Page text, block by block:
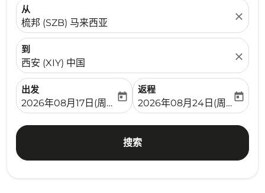
从
梳邦 (SZB) 马来西亚
close
到
西安 (XIY) 中国
close
出发
fc-booking-departure-date-aria-label
2026年08月17日(周一)
today
返程
fc-booking-return-date-
2026年08月24日(周一)
today
搜索